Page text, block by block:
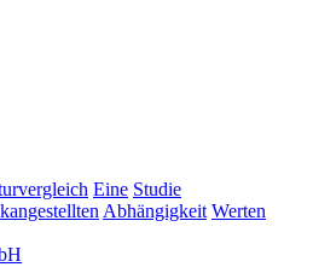
Eine Studie
Abhängigkeit Werten